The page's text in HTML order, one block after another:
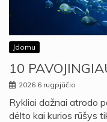
Įdomu
10
2026 6 rugpjūčio
Rykliai dažnai atrodo
dėlto kai kurios rūšys